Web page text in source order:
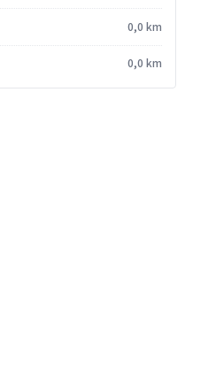
0,0 km
0,0 km